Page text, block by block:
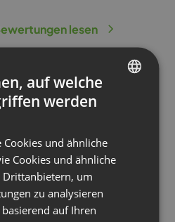
lesen
in vier
u
ENGLISH
GERMAN
POLISH
RUSSIAN
auf welche
werden
Cookies und ähnliche
Cookies und ähnliche
Drittanbietern, um
zu analysieren
auf Ihren